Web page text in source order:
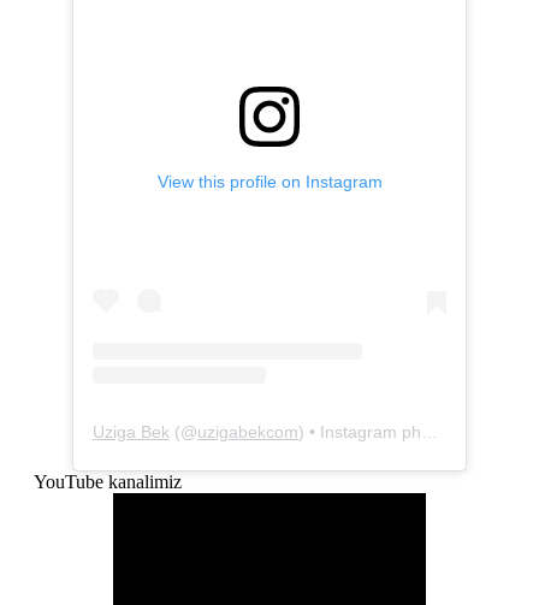
View this profile on Instagram
Uziga Bek (@uzigabekcom) • Instagram photos and videos
YouTube kanalimiz